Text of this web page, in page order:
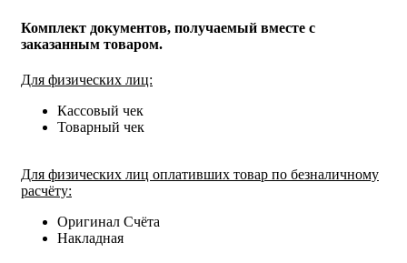
Комплект документов, получаемый вместе с
заказанным товаром.
Для физических лиц:
Кассовый чек
Товарный чек
Для физических лиц оплативших товар по безналичному
расчёту:
Оригинал Счёта
Накладная